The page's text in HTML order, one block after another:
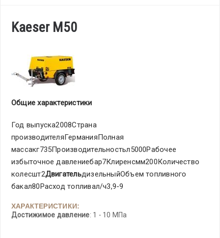
Kaeser M50
Общие характеристики
Год выпуска2008Страна
производителяГерманияПолная
массакг735Производительностьл5000Рабочее
избыточное давлениебар7Клиренсмм200Количество
колесшт2ДвигательдизельныйОбъем топливного
бакал80Расход топливал/ч3,9-9
ХАРАКТЕРИСТИКИ:
Достижимое давление: 1 - 10 МПа